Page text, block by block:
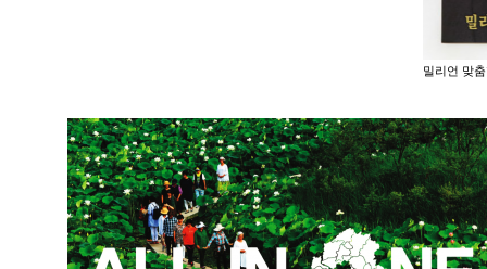
밀리언 맞